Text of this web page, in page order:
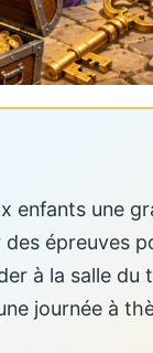
enfants une
épreuves
à la salle du
journée à